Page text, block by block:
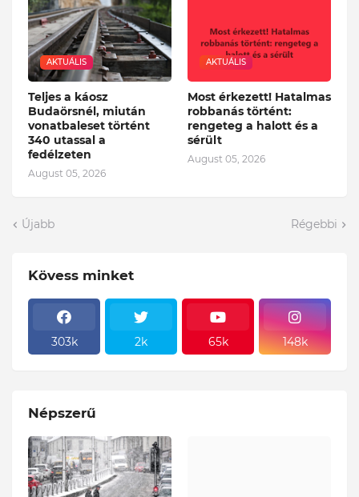
AKTUÁLIS
Teljes a káosz
Budaörsnél, miután
vonatbaleset történt
340 utassal a
fedélzeten
August 05, 2026
AKTUÁLIS
Most érkezett! Hatalmas
robbanás történt:
rengeteg a halott és a
sérült
August 05, 2026
Újabb Régebbi
Kövess minket
303k 2k 65k 148k
Népszerű